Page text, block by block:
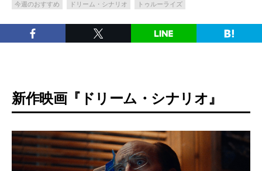
今週のおすすめ ドリーム・シナリオ トゥルーライズ
新作映画『ドリーム・シナリオ』